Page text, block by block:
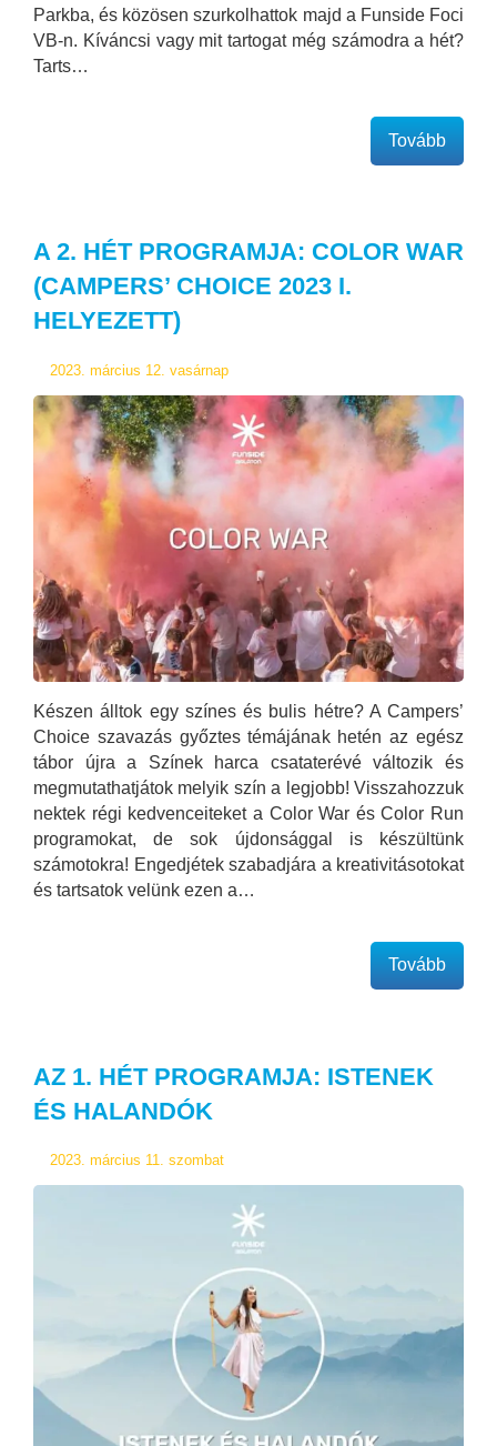
Parkba, és közösen szurkolhattok majd a Funside Foci
VB-n. Kíváncsi vagy mit tartogat még számodra a hét?
Tarts…
Tovább
A 2. HÉT PROGRAMJA: COLOR WAR
(CAMPERS’ CHOICE 2023 I.
HELYEZETT)
2023. március 12. vasárnap
Készen álltok egy színes és bulis hétre? A Campers’
Choice szavazás győztes témájának hetén az egész
tábor újra a Színek harca csataterévé változik és
megmutathatjátok melyik szín a legjobb! Visszahozzuk
nektek régi kedvenceiteket a Color War és Color Run
programokat, de sok újdonsággal is készültünk
számotokra! Engedjétek szabadjára a kreativitásotokat
és tartsatok velünk ezen a…
Tovább
AZ 1. HÉT PROGRAMJA: ISTENEK
ÉS HALANDÓK
2023. március 11. szombat